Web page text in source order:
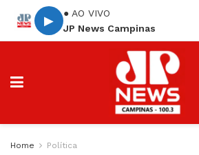
▶
● AO VIVO
JP News Campinas
Home Política